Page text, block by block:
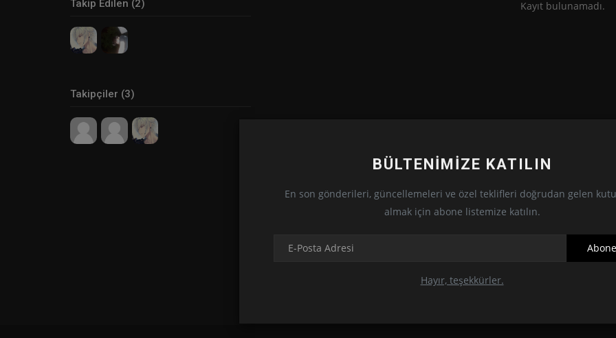
BÜLTENIMIZE KATILIN
En son gönderileri, güncellemeleri ve özel teklifleri doğrudan gelen
almak için abone listemize katılın.
Hayır, teşekkürler.
Takip Edilen (2)
Takipçiler (3)
Kayıt bulunamadı.